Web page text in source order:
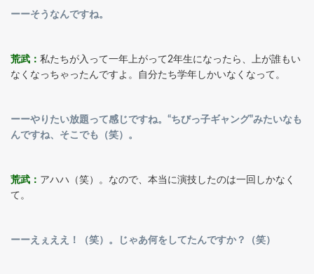
ーーそうなんですね。
荒武： 私たちが入って一年上がって2年生になったら、上が誰もい
なくなっちゃったんですよ。自分たち学年しかいなくなって。
ーーやりたい放題って感じですね。“ちびっ子ギャング”みたいなも
んですね、そこでも（笑）。
荒武： アハハ（笑）。なので、本当に演技したのは一回しかなく
て。
ーーえぇええ！（笑）。じゃあ何をしてたんですか？（笑）